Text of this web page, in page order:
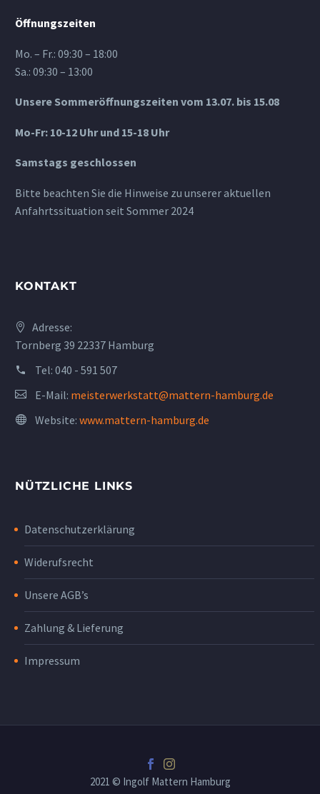
Öffnungszeiten
Mo. – Fr.: 09:30 – 18:00
Sa.: 09:30 – 13:00
Unsere Sommeröffnungszeiten vom 13.07. bis 15.08
Mo-Fr: 10-12 Uhr und 15-18 Uhr
Samstags geschlossen
Bitte beachten Sie die Hinweise zu unserer aktuellen
Anfahrtssituation seit Sommer 2024
KONTAKT
Adresse:
Tornberg 39 22337 Hamburg
Tel: 040 - 591 507
E-Mail: meisterwerkstatt@mattern-hamburg.de
Website: www.mattern-hamburg.de
NÜTZLICHE LINKS
Datenschutzerklärung
Widerufsrecht
Unsere AGB’s
Zahlung & Lieferung
Impressum
2021 © Ingolf Mattern Hamburg